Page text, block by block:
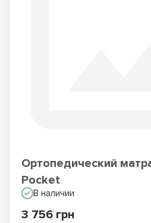
Ортопедический
Pocket
В наличии
3 756 грн